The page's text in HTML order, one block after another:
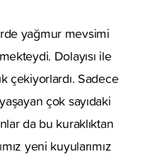
yağmur mevsimi
Dolayısı ile
çekiyorlardı. Sadece
çok sayıdaki
da bu kuraklıktan
yeni kuyularımız